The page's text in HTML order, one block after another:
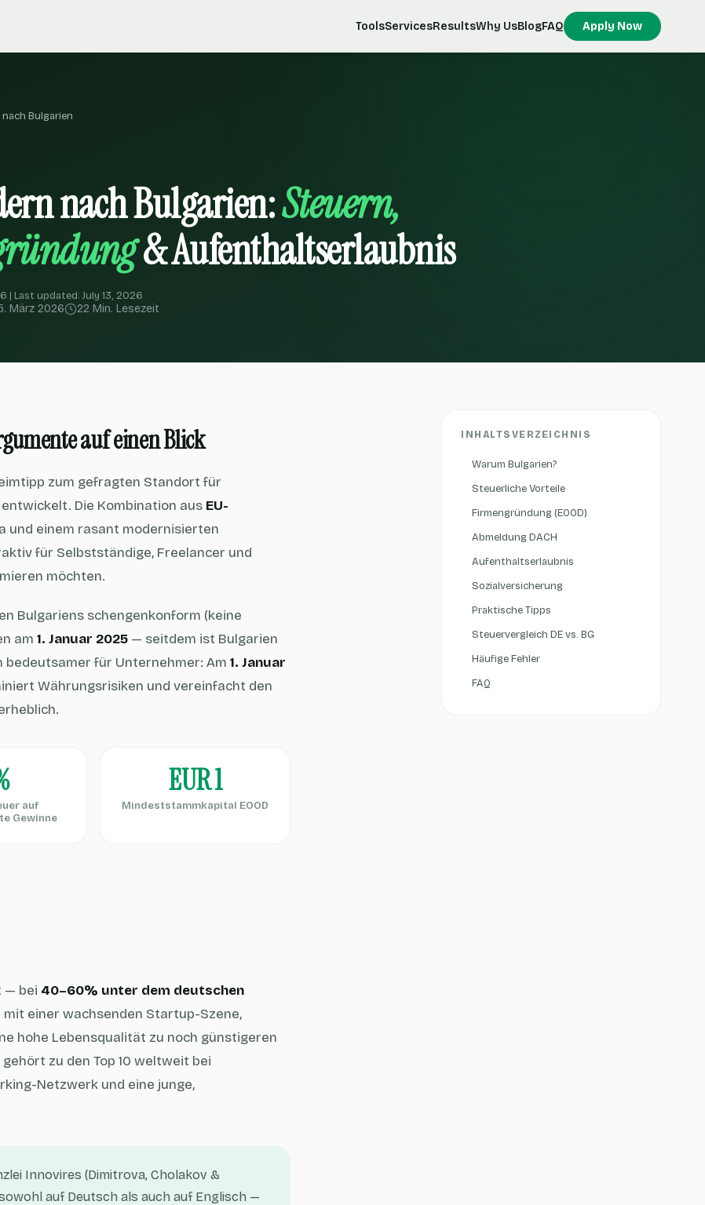
ToolsServicesResultsWhy UsBlogFAQ Apply Now
Bulgarien
nach Bulgarien:Steuern,
& Aufenthaltserlaubnis
| Last updated: July 13, 2026
März 2026 22 Min. Lesezeit
auf einen Blick
zum gefragten Standort für
Die Kombination aus EU-
und einem rasant modernisierten
für Selbstständige, Freelancer und
möchten.
Bulgariens schengenkonform (keine
am 1. Januar 2025 — seitdem ist Bulgarien
bedeutsamer für Unternehmer: Am 1. Januar
Währungsrisiken und vereinfacht den
auf
Gewinne
EUR 1
Mindeststammkapital EOOD
— bei 40–60% unter dem deutschen
einer wachsenden Startup-Szene,
hohe Lebensqualität zu noch günstigeren
zu den Top 10 weltweit bei
Netzwerk und eine junge,
Innovires (Dimitrova, Cholakov &
auf Deutsch als auch auf Englisch —
INHALTSVERZEICHNIS
Warum Bulgarien?
Steuerliche Vorteile
Firmengründung (EOOD)
Abmeldung DACH
Aufenthaltserlaubnis
Sozialversicherung
Praktische Tipps
Steuervergleich DE vs. BG
Häufige Fehler
FAQ